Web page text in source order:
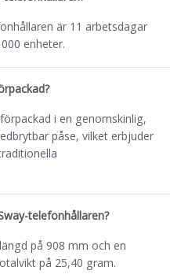
är 11 arbetsdagar
enheter.
i en genomskinlig,
påse, vilket erbjuder
telefonhållaren?
på 908 mm och en
på 25,40 gram.